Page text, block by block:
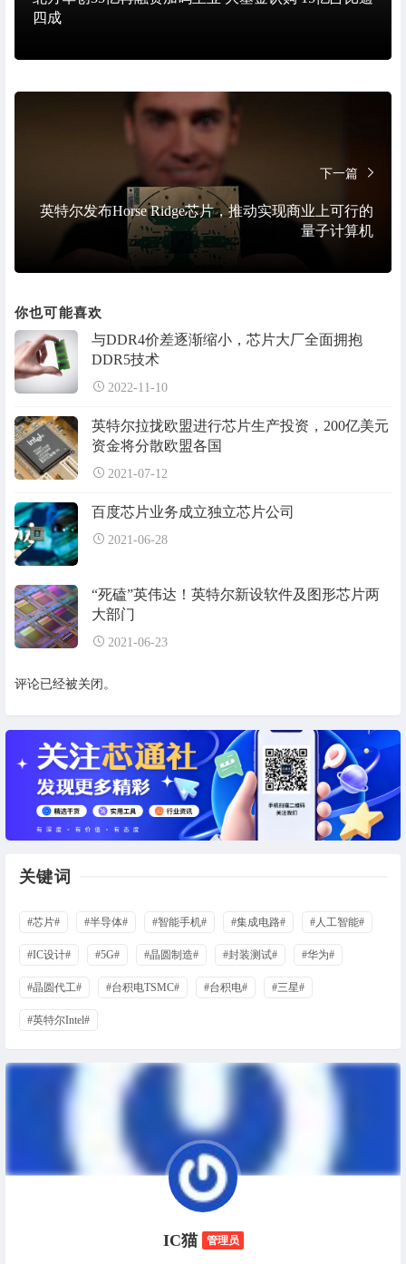
四成
下一篇
英特尔发布Horse Ridge芯片，推动实现商业上可行的
量子计算机
你也可能喜欢
与DDR4价差逐渐缩小，芯片大厂全面拥抱
DDR5技术
2022-11-10
英特尔拉拢欧盟进行芯片生产投资，200亿美元
资金将分散欧盟各国
2021-07-12
百度芯片业务成立独立芯片公司
2021-06-28
“死磕”英伟达！英特尔新设软件及图形芯片两
大部门
2021-06-23
评论已经被关闭。
关键词
#芯片# #半导体# #智能手机# #集成电路# #人工智能#
#IC设计# #5G# #晶圆制造# #封装测试# #华为#
#晶圆代工# #台积电TSMC# #台积电# #三星#
#英特尔Intel#
IC猫 管理员